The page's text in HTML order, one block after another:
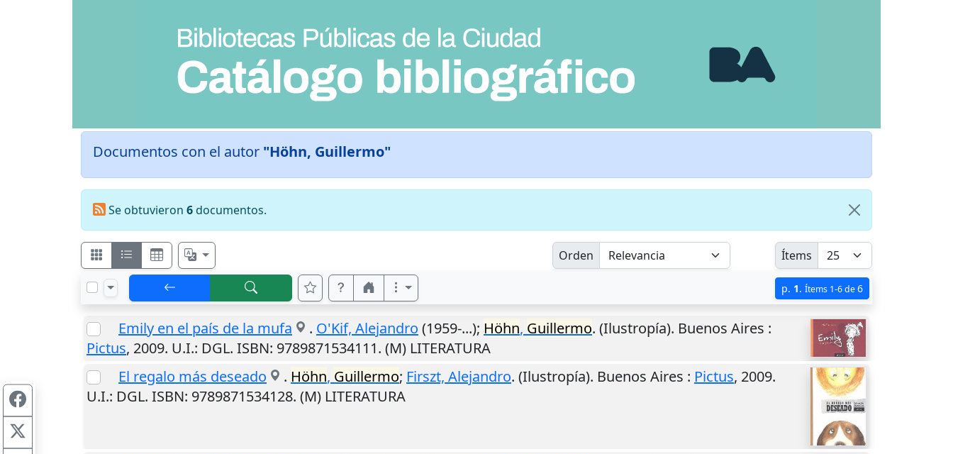
Documentos con el autor "Höhn, Guillermo"
Se obtuvieron 6documentos.
Orden Ítems
p. 1. Ítems 1-6 de6
Emily en el país de la mufa . O'Kif, Alejandro (1959-...); Höhn, Guillermo. (Ilustropía). Buenos Aires :
Pictus, 2009. U.I.: DGL. ISBN: 9789871534111. (M) LITERATURA
El regalo más deseado
. Höhn, Guillermo; Firszt, Alejandro. (Ilustropía). Buenos Aires : Pictus, 2009.
U.I.: DGL. ISBN: 9789871534128. (M) LITERATURA